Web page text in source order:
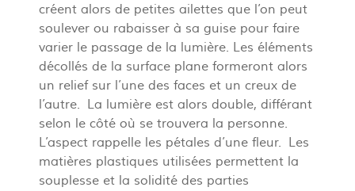
créent alors de petites ailettes que l’on peut
soulever ou rabaisser à sa guise pour faire
varier le passage de la lumière. Les éléments
décollés de la surface plane formeront alors
un relief sur l’une des faces et un creux de
l’autre. La lumière est alors double, différant
selon le côté où se trouvera la personne.
L’aspect rappelle les pétales d’une fleur. Les
matières plastiques utilisées permettent la
souplesse et la solidité des parties